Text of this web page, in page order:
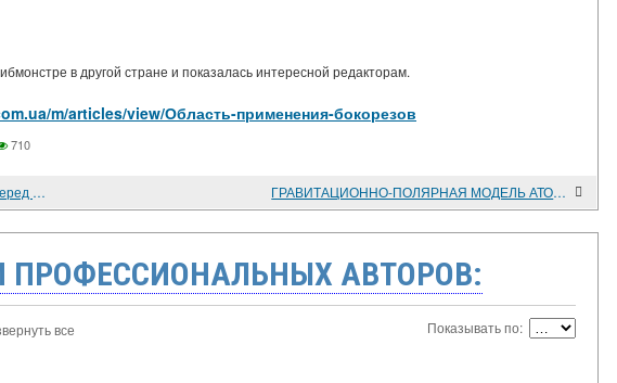
в другой стране и показалась интересной редакторам.
m/articles/view/Область-применения-бокорезов
710
Наш трехэтажный мат порой меркнет перед их небоскребным ГРАВИТАЦИОННО-ПОЛЯРНАЯ МОДЕЛЬ АТОМА
ПРОФЕССИОНАЛЬНЫХ АВТОРОВ:
все Показывать по: